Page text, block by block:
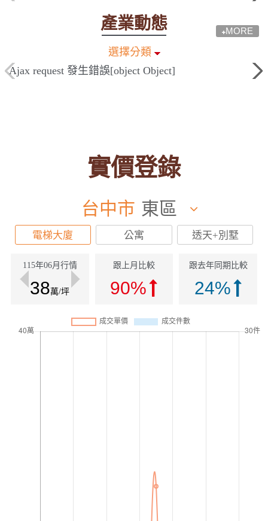
產業動態 MORE
選擇分類
Ajax request 發生錯誤[object Object]
實價登錄
台中市 東區
電梯大廈 公寓 透天+別墅
115年06月行情
38萬/坪
跟上月比較
90%
跟去年同期比較
24%